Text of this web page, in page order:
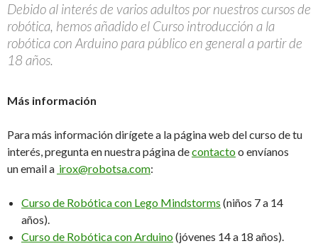
Debido al interés de varios adultos por nuestros cursos de
robótica, hemos añadido el Curso introducción a la
robótica con Arduino para público en general a partir de
18 años.
Más información
Para más información dirígete a la página web del curso de tu
interés, pregunta en nuestra página decontactoo envíanos
un email a irox@robotsa.com:
Curso de Robótica con Lego Mindstorms (niños 7 a 14
años).
Curso de Robótica con Arduino(jóvenes 14 a 18 años).